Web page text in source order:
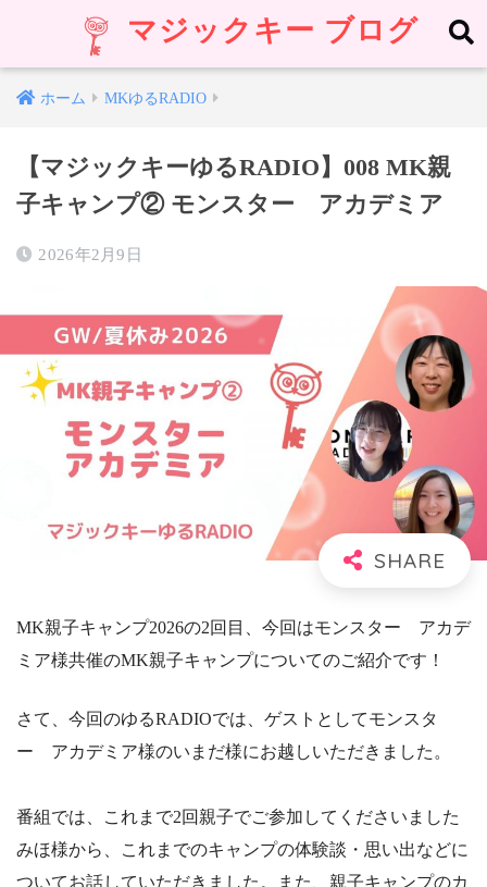
マジックキー ブログ
ホーム MKゆるRADIO
【マジックキーゆるRADIO】008 MK親
子キャンプ② モンスター アカデミア
2026年2月9日
MK親子キャンプ2026の2回目、今回はモンスター アカデ
ミア様共催のMK親子キャンプについてのご紹介です！
さて、今回のゆるRADIOでは、ゲストとしてモンスタ
ー アカデミア様のいまだ様にお越しいただきました。
番組では、これまで2回親子でご参加してくださいました
みほ様から、これまでのキャンプの体験談・思い出などに
ついてお話していただきました。また、親子キャンプのカ